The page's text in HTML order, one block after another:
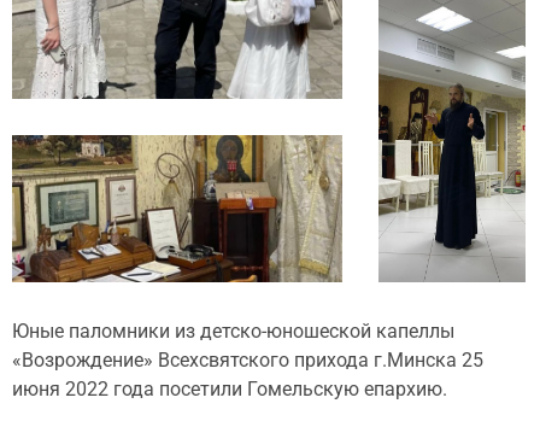
Юные паломники из детско-юношеской капеллы
«Возрождение» Всехсвятского прихода г.Минска 25
июня 2022 года посетили Гомельскую епархию.